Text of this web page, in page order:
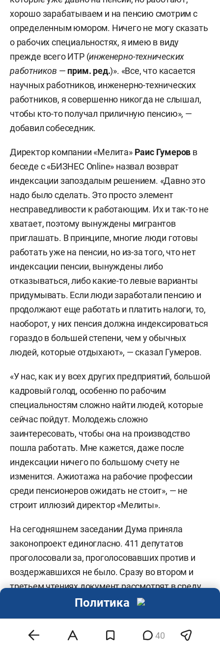
хорошо зарабатываем и на пенсию смотрим с
определенным юмором. Ничего не могу сказать
о рабочих специальностях, я имею в виду
прежде всего ИТР (инженерно-технических
работников — прим. ред.)». «Все, что касается
научных работников, инженерно-технических
работников, я совершенно никогда не слышал,
чтобы кто-то получал приличную пенсию», —
добавил собеседник.
Директор компании «Мелита» Раис Гумеров в
беседе с «БИЗНЕС Online» назвал возврат
индексации запоздалым решением. «Давно это
надо было сделать. Это просто элемент
несправедливости к работающим. Их и так-то не
хватает, поэтому вынуждены мигрантов
приглашать. В принципе, многие люди готовы
работать уже на пенсии, но из-за того, что нет
индексации пенсии, вынуждены либо
отказываться, либо какие-то левые варианты
придумывать. Если люди заработали пенсию и
продолжают еще работать и платить налоги, то,
наоборот, у них пенсия должна индексироваться
гораздо в большей степени, чем у обычных
людей, которые отдыхают», — сказал Гумеров.
«У нас, как и у всех других предприятий, большой
кадровый голод, особенно по рабочим
специальностям сложно найти людей, которые
сейчас пойдут. Молодежь сложно
заинтересовать, чтобы она на производство
пошла работать. Мне кажется, даже после
индексации ничего по большому счету не
изменится. Ажиотажа на рабочие профессии
среди пенсионеров ожидать не стоит», — не
строит иллюзий директор «Мелиты».
На сегодняшнем заседании Дума приняла
законопроект единогласно. 411 депутатов
проголосовали за, проголосовавших против и
воздержавшихся не было. Сразу во втором и
третьем чтениях документ рассмотрят в среду,
Антон Сенопальников Альфред Мухаметрахимов
40
Политика